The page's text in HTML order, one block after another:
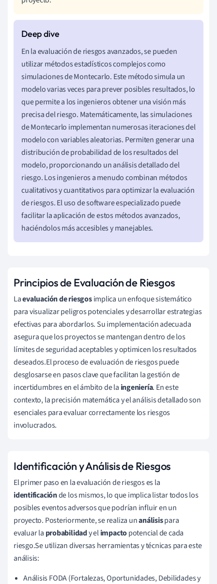
En la evaluación de riesgos avanzados, se pueden
utilizar métodos estadísticos complejos como
simulaciones de Montecarlo. Este método simula un
modelo varias veces para prever posibles resultados, lo
que permite a los ingenieros obtener una visión más
precisa del riesgo. Matemáticamente, las simulaciones
de Montecarlo implementan numerosas iteraciones del
modelo con variables aleatorias. Permiten generar una
distribución de probabilidad de los resultados del
modelo, proporcionando un análisis detallado del
riesgo. Los ingenieros a menudo combinan métodos
cualitativos y cuantitativos para optimizar la evaluación
de riesgos. El uso de software especializado puede
facilitar la aplicación de estos métodos avanzados,
haciéndolos más accesibles y manejables.
Principios de Evaluación de Riesgos
Laevaluación de riesgosimplica un enfoque sistemático
para visualizar peligros potenciales y desarrollar estrategias
efectivas para abordarlos. Su implementación adecuada
asegura que los proyectos se mantengan dentro de los
límites de seguridad aceptables y optimicen los resultados
deseados.El proceso de evaluación de riesgos puede
desglosarse en pasos clave que facilitan la gestión de
incertidumbres en el ámbito de la ingeniería. En este
contexto, la precisión matemática y el análisis detallado son
esenciales para evaluar correctamente los riesgos
involucrados.
Identificación y Análisis de Riesgos
El primer paso en la evaluación de riesgos es la
identificaciónde los mismos, lo que implica listar todos los
posibles eventos adversos que podrían influir en un
proyecto. Posteriormente, se realiza unanálisispara
evaluar la probabilidady elimpactopotencial de cada
riesgo.Se utilizan diversas herramientas y técnicas para este
análisis:
Análisis FODA (Fortalezas, Oportunidades, Debilidades y